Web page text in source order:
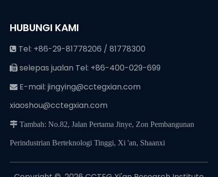
HUBUNGI KAMI
 Tel: +86-29-81778206 / 81778300
 selepas jualan Tel: +86-400-029-699
 E-mail: jingying@cctegxian.com
xiaoshou@cctegxian.com
 Tambah: No.82, Jalan Pertama Jinye, Zon Pembangunan
Perindustrian Berteknologi Tinggi, Xi 'an, Shaanxi